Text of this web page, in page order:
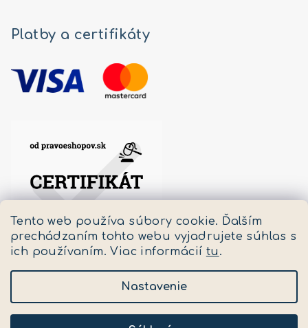
Tento web používa súbory cookie. Ďalším
prechádzaním tohto webu vyjadrujete súhlas s
ich používaním. Viac informácií tu .
Nastavenie
Platby a certifikáty
Copyright 2026Pastello. Všetky práva vyhradené.
Upraviť nastavenie cookies